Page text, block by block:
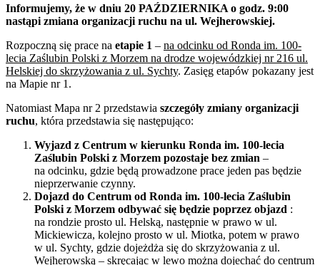
Informujemy, że w dniu 20 PAŹDZIERNIKA o godz. 9:00
nastąpi zmiana organizacji ruchu na ul. Wejherowskiej.
Rozpoczną się prace na etapie 1 – na odcinku od Ronda im. 100-
lecia Zaślubin Polski z Morzem na drodze wojewódzkiej nr 216 ul.
Helskiej do skrzyżowania z ul. Sychty. Zasięg etapów pokazany jest
na Mapie nr 1.
Natomiast Mapa nr 2 przedstawia szczegóły zmiany organizacji
ruchu, która przedstawia się następująco:
Wyjazd z Centrum w kierunku Ronda im. 100-lecia
Zaślubin Polski z Morzem pozostaje bez zmian –
na odcinku, gdzie będą prowadzone prace jeden pas będzie
nieprzerwanie czynny.
Dojazd do Centrum od Ronda im. 100-lecia Zaślubin
Polski z Morzem odbywać się będzie poprzez objazd :
na rondzie prosto ul. Helską, następnie w prawo w ul.
Mickiewicza, kolejno prosto w ul. Miotka, potem w prawo
w ul. Sychty, gdzie dojeżdża się do skrzyżowania z ul.
Wejherowską – skręcając w lewo można dojechać do centrum